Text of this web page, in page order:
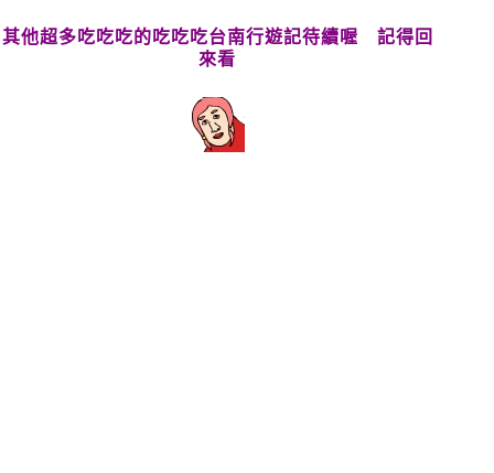
其他超多吃吃吃的吃吃吃台南行遊記待續喔 記得回
來看